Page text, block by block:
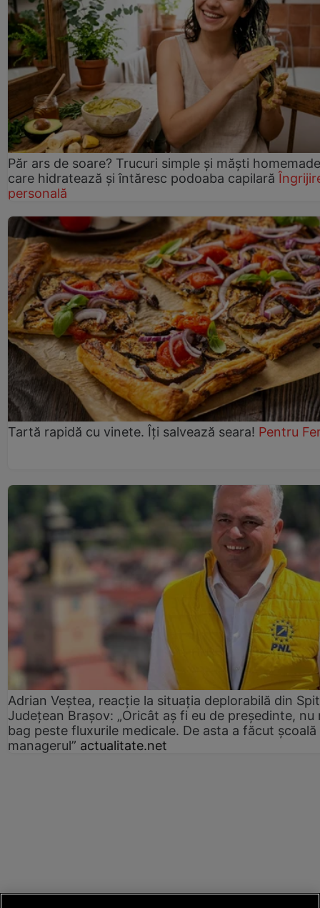
Păr ars de soare? Trucuri simple și măști homemade
care hidratează și întăresc podoaba capilară
personală
Tartă rapidă cu vinete. Îți salvează seara! Pentru
Adrian Veștea, reacție la situația deplorabilă din
Județean Brașov: „Oricât aș fi eu de președinte, nu
bag peste fluxurile medicale. De asta a făcut școală
managerul” actualitate.net